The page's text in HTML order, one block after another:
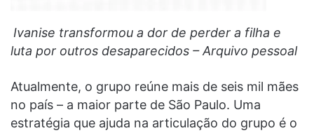
Ivanise transformou a dor de perder a filha e
luta por outros desaparecidos – Arquivo pessoal
Atualmente, o grupo reúne mais de seis mil mães
no país – a maior parte de São Paulo. Uma
estratégia que ajuda na articulação do grupo é o